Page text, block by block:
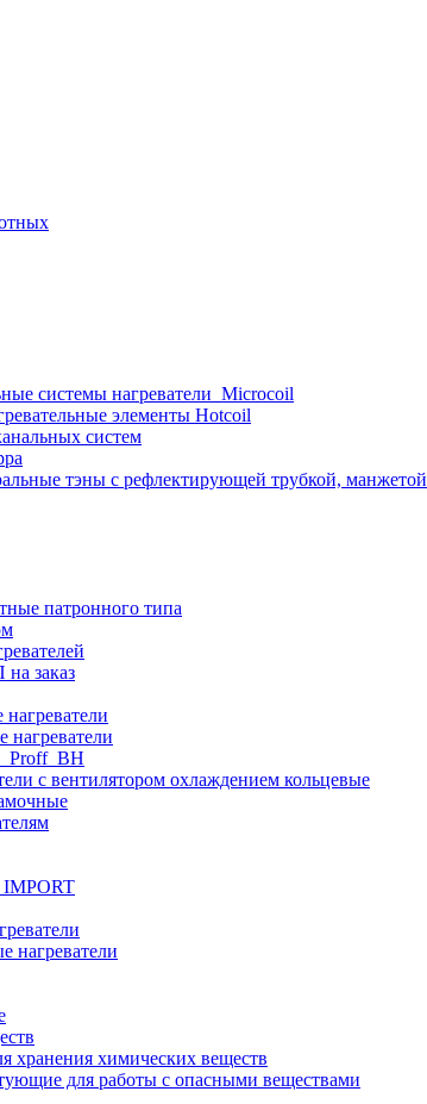
системы нагреватели_Microcoil
элементы Hotcoil
систем
тэны с рефлектирующей трубкой, манжетой
патронного типа
заказ
нагреватели
с вентилятором охлаждением кольцевые
нагреватели
хранения химических веществ
для работы с опасными веществами